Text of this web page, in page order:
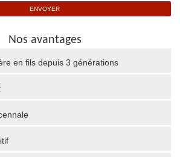
Nos avantages
en fils depuis 3 générations